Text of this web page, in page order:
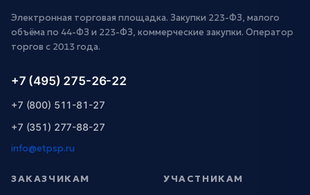
Электронная торговая площадка. Закупки 223-ФЗ, малого
объёма по 44-ФЗ и 223-ФЗ, коммерческие закупки. Оператор
торгов с 2013 года.
+7 (495) 275-26-22
+7 (800) 511-81-27
+7 (351) 277-88-27
info@etpsp.ru
ЗАКАЗЧИКАМ УЧАСТНИКАМ